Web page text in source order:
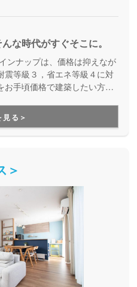
な時代がすぐそこに。
ンナップは、価格は抑えなが
震等級３，省エネ等級４に対
お手頃価格で建築したい方は
る＞
＞